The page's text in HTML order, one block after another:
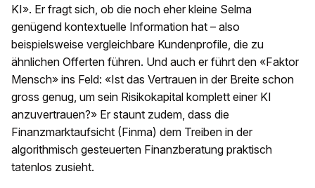
KI». Er fragt sich, ob die noch eher kleine Selma
genügend kontextuelle Information hat – also
beispielsweise vergleichbare Kundenprofile, die zu
ähnlichen Offerten führen. Und auch er führt den «Faktor
Mensch» ins Feld: «Ist das Vertrauen in der Breite schon
gross genug, um sein Risikokapital komplett einer KI
anzuvertrauen?» Er staunt zudem, dass die
Finanzmarktaufsicht (Finma) dem Treiben in der
algorithmisch gesteuerten Finanzberatung praktisch
tatenlos zusieht.